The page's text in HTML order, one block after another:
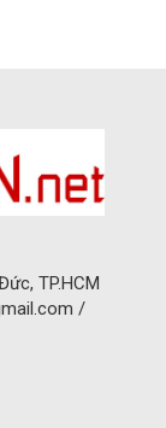
TP.HCM
/